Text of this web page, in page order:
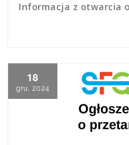
Informacja z otwarcia
18
gru, 2024